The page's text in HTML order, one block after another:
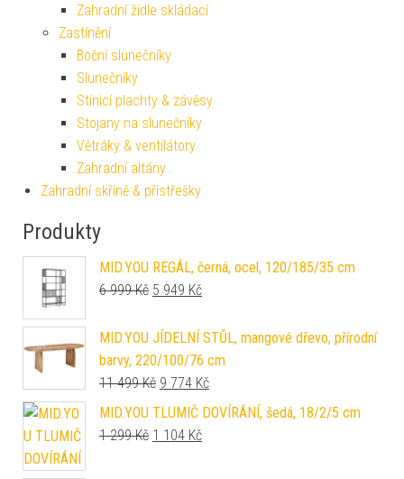
Zahradní židle skládací
Zastínění
Boční slunečníky
Slunečníky
Stínicí plachty & závěsy
Stojany na slunečníky
Větráky & ventilátory
Zahradní altány
Zahradní skříně & přístřešky
Produkty
MID.YOU REGÁL, černá, ocel, 120/185/35 cm
6 999Kč Původní cena byla: 6 999 Kč.
5 949 KčAktuální cena je: 5 949 Kč.
MID.YOU JÍDELNÍ STŮL, mangové dřevo, přírodní
barvy, 220/100/76 cm
11 499Kč Původní cena byla: 11 499 Kč.
9 774 KčAktuální cena je: 9 774 Kč.
MID.YOU TLUMIČ DOVÍRÁNÍ, šedá, 18/2/5 cm
1 299Kč Původní cena byla: 1 299 Kč.
1 104 KčAktuální cena je: 1 104 Kč.